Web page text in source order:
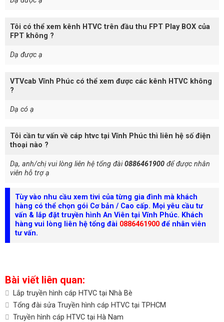
Tôi có thể xem kênh HTVC trên đầu thu FPT Play BOX của
FPT không ?
Dạ được ạ
VTVcab Vĩnh Phúc có thể xem được các kênh HTVC không
?
Dạ có ạ
Tôi cần tư vấn về cáp htvc tại Vĩnh Phúc thì liên hệ số điện
thoại nào ?
Dạ, anh/chị vui lòng liên hệ tổng đài0886461900 để được nhân
viên hỗ trợ ạ
Tùy vào nhu cầu xem tivi của từng gia đình mà khách
hàng có thể chọn gói Cơ bản / Cao cấp. Mọi yêu cầu tư
vấn & lắp đặt truyền hình An Viên tại Vĩnh Phúc. Khách
hàng vui lòng liên hệ tổng đài 0886461900 để nhân viên
tư vấn.
Bài viết liên quan:
Lắp truyền hình cáp HTVC tại Nhà Bè
Tổng đài sửa Truyền hình cáp HTVC tại TPHCM
Truyền hình cáp HTVC tại Hà Nam